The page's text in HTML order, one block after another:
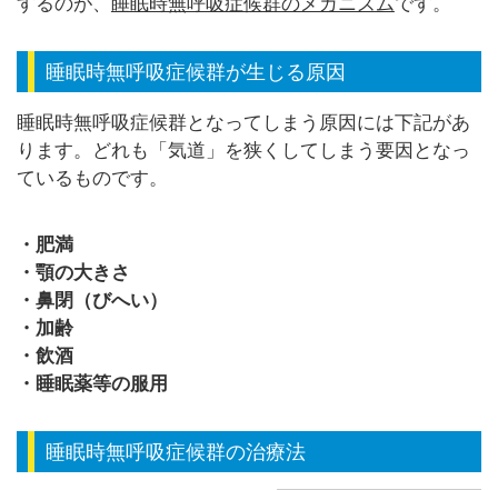
睡眠時無呼吸症候群が生じる原因
睡眠時無呼吸症候群となってしまう原因には下記があ
ります。どれも「気道」を狭くしてしまう要因となっ
ているものです。
・肥満
・顎の大きさ
・鼻閉（びへい）
・加齢
・飲酒
・睡眠薬等の服用
睡眠時無呼吸症候群の治療法